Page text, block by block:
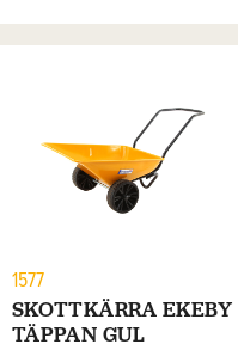
1577
SKOTTKÄRRA EKEBY
TÄPPAN GUL